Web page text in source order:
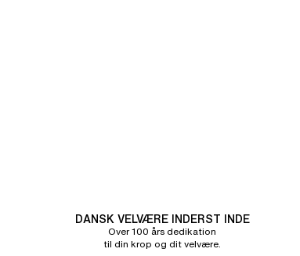
DANSK VELVÆRE INDERST INDE
Over 100 års dedikation
til din krop og dit velvære.